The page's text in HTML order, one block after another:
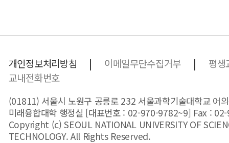
개인정보처리방침 | 이메일무단수집거부 |
평생
교내전화번호
(01811) 서울시 노원구 공릉로 232 서울과학기술대학교 어
미래융합대학 행정실 [대표번호 : 02-970-9782~9] Fax :
Copyright (c) SEOUL NATIONAL UNIVERSITY OF
TECHNOLOGY. All Rights Reserved.